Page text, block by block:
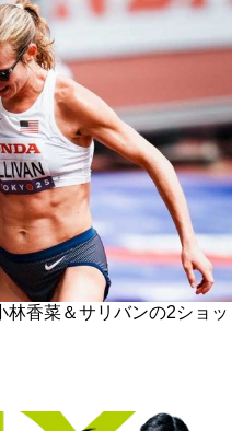
林香菜＆サリバンの2ショッ